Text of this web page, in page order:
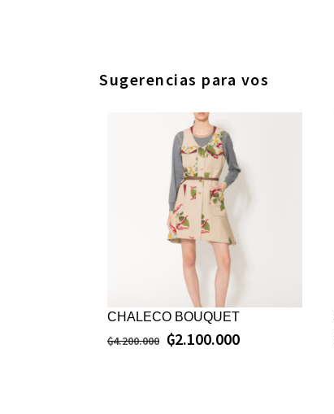
Sugerencias para vos
CHALECO BOUQUET
₲4.200.000 ₲2.100.000